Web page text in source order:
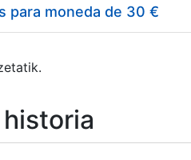
para moneda de 30 €